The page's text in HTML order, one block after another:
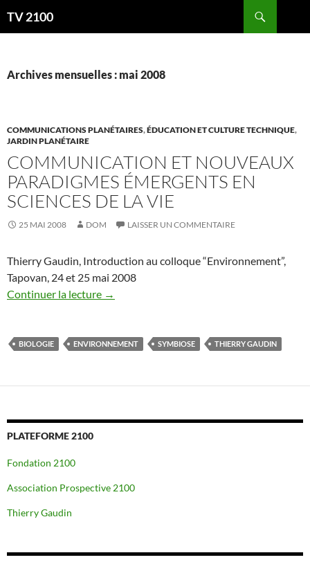
auTV 2100
Archives mensuelles : mai 2008
COMMUNICATIONS PLANÉTAIRES,ÉDUCATION ET CULTURE TECHNIQUE,
JARDIN PLANÉTAIRE
COMMUNICATION ET NOUVEAUX
PARADIGMES ÉMERGENTS EN
SCIENCES DE LA VIE
25 MAI 2008 DOM LAISSER UN COMMENTAIRE
Thierry Gaudin, Introduction au colloque “Environnement”,
Tapovan, 24 et 25 mai 2008
Continuer la lecture →
BIOLOGIE ENVIRONNEMENT SYMBIOSE THIERRY GAUDIN
PLATEFORME 2100
Fondation 2100
Association Prospective 2100
Thierry Gaudin